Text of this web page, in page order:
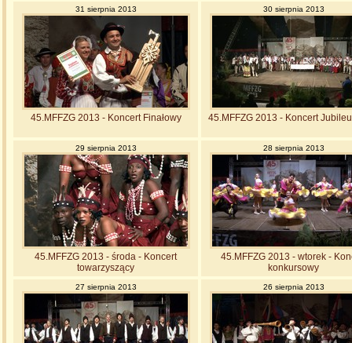
31 sierpnia 2013
45.MFFZG 2013 - Koncert Finałowy
30 sierpnia 2013
45.MFFZG 2013 - Koncert
29 sierpnia 2013
45.MFFZG 2013 - środa - Koncert
towarzyszący
28 sierpnia 2013
45.MFFZG 2013 - wtorek -
konkursowy
27 sierpnia 2013 26 sierpnia 2013